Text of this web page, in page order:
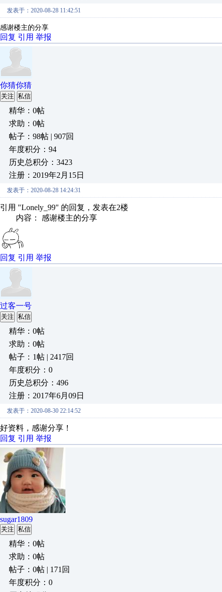
发表于：2020-08-28 11:42:51
感谢楼主的分享
回复 引用 举报
你猜你猜
关注 私信
精华：0帖
求助：0帖
帖子：98帖 | 907回
年度积分：94
历史总积分：3423
注册：2019年2月15日
发表于：2020-08-28 14:24:31
引用 "Lonely_99" 的回复，发表在2楼
内容： 感谢楼主的分享
回复 引用 举报
过客一号
关注 私信
精华：0帖
求助：0帖
帖子：1帖 | 2417回
年度积分：0
历史总积分：496
注册：2017年6月09日
发表于：2020-08-30 22:14:52
好资料，感谢分享！
回复 引用 举报
sugar1809
关注 私信
精华：0帖
求助：0帖
帖子：0帖 | 171回
年度积分：0